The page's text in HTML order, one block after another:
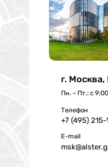
г. Москва,
Пн. – Пт.: с
Телефон
+7 (495)
E-mail